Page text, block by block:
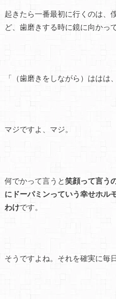
起きたら一番最初に行くのは、
ど、歯磨きする時に鏡に向かっ
「（歯磨きをしながら）ははは
マジですよ、マジ。
何でかって言うと笑顔って言う
にドーパミンっていう幸せホル
わけです。
そうですよね。それを確実に毎